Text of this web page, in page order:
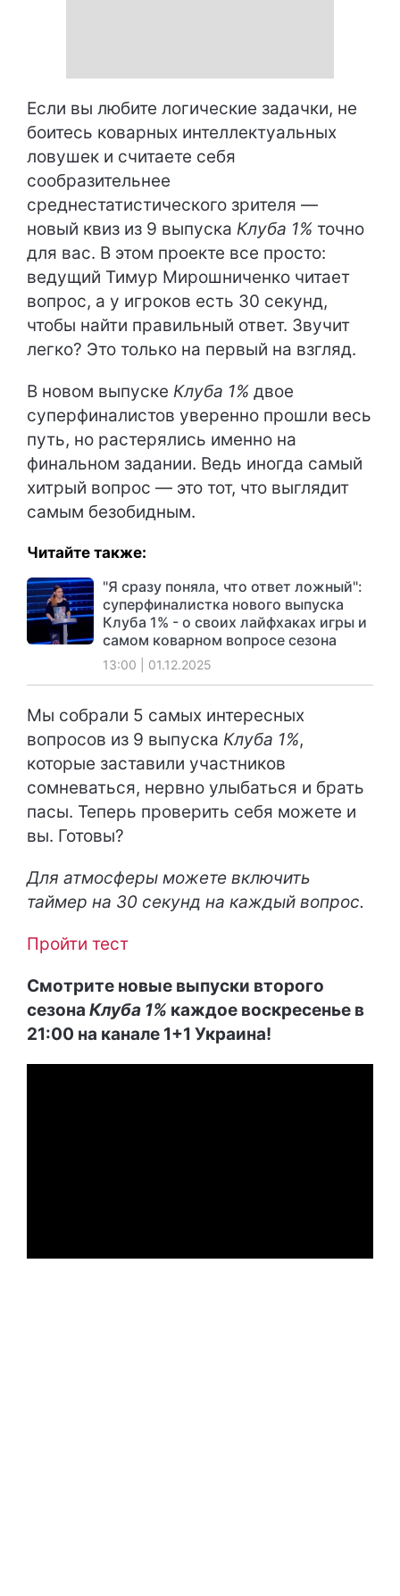
Если вы любите логические задачки, не
боитесь коварных интеллектуальных
ловушек и считаете себя
сообразительнее
среднестатистического зрителя —
новый квиз из 9 выпуска Клуба 1% точно
для вас. В этом проекте все просто:
ведущий Тимур Мирошниченко читает
вопрос, а у игроков есть 30 секунд,
чтобы найти правильный ответ. Звучит
легко? Это только на первый на взгляд.
В новом выпуске Клуба 1% двое
суперфиналистов уверенно прошли весь
путь, но растерялись именно на
финальном задании. Ведь иногда самый
хитрый вопрос — это тот, что выглядит
самым безобидным.
Читайте также:
"Я сразу поняла, что ответ ложный":
суперфиналистка нового выпуска
Клуба 1% - о своих лайфхаках игры и
самом коварном вопросе сезона
13:00 | 01.12.2025
Мы собрали 5 самых интересных
вопросов из 9 выпуска Клуба 1%,
которые заставили участников
сомневаться, нервно улыбаться и брать
пасы. Теперь проверить себя можете и
вы. Готовы?
Для атмосферы можете включить
таймер на 30 секунд на каждый вопрос.
Пройти тест
Смотрите новые выпуски второго
сезона Клуба 1% каждое воскресенье в
21:00 на канале 1+1 Украина!